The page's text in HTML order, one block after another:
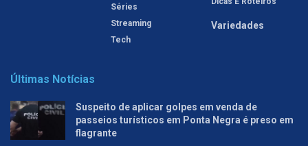
Séries
Streaming
Tech
Variedades
Últimas Notícias
Suspeito de aplicar golpes em venda de
passeios turísticos em Ponta Negra é preso em
flagrante